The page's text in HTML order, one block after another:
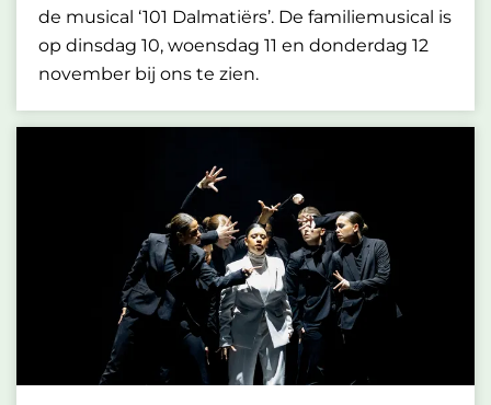
de musical ‘101 Dalmatiërs’. De familiemusical is
op dinsdag 10, woensdag 11 en donderdag 12
november bij ons te zien.